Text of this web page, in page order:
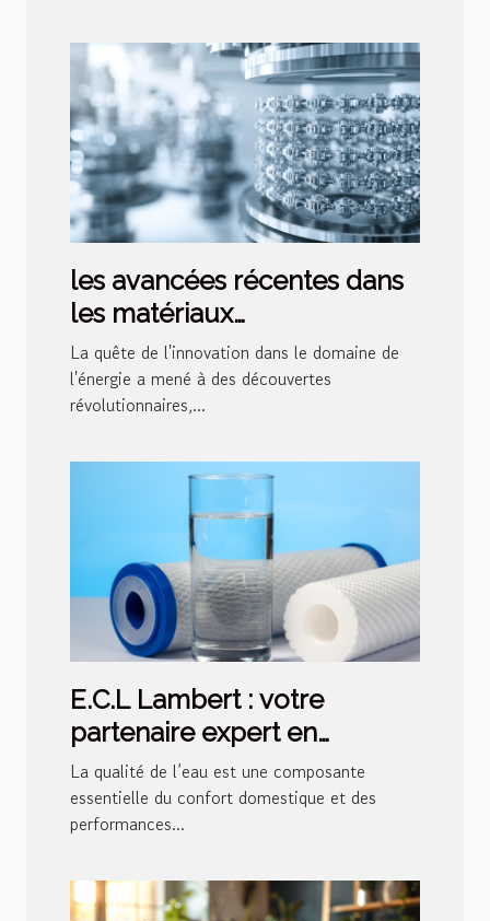
les avancées récentes dans
les matériaux
superconducteurs et leur
potentiel pour la révolution
énergétique
La quête de l'innovation dans le domaine de
l'énergie a mené à des découvertes
révolutionnaires,...
E.C.L Lambert : votre
partenaire expert en
traitement de l’eau pour
particuliers et
professionnels
La qualité de l’eau est une composante
essentielle du confort domestique et des
performances...